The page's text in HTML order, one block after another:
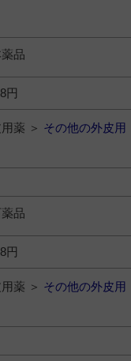
品
円
薬 ＞ その他の外皮用
品
円
薬 ＞ その他の外皮用